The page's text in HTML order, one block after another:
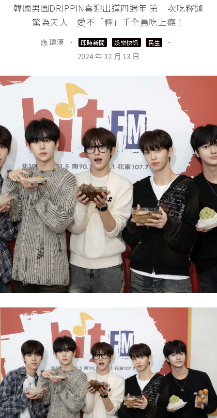
韓國男團DRIPPIN喜迎出道四週年 第一次吃釋迦
驚為天人 愛不「釋」手全員吃上癮！
應 瑋漢 · 即時新聞 娛樂快訊 民生
·
2024 年 12 月 13 日